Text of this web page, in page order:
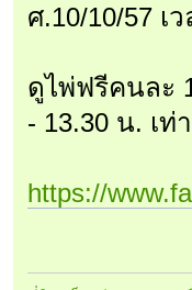
ศ.10/10/57 เ
ดูไพ่ฟรีคนละ
- 13.30 น. เท่
https://